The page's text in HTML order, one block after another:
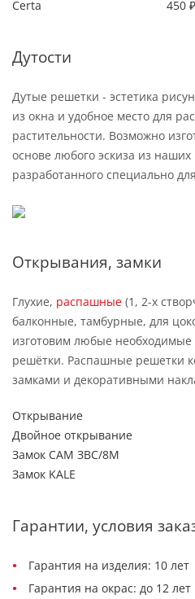
Certa
450
Дутости
Дутые решетки - эстетика
из окна и удобное место для
растительности. Возможно
основе любого эскиза из наших
разработанного специально
Открывания, замки
Глухие, распашные (1, 2-х
балконные, тамбурные, для
изготовим любые
решётки. Распашные решетки
замками и декоративными
Открывание
Двойное открывание
Замок САМ ЗВС/8М
Замок KALE
Гарантии, условия
Гарантия на изделия: 10 лет
Гарантия на окрас: до 12 лет